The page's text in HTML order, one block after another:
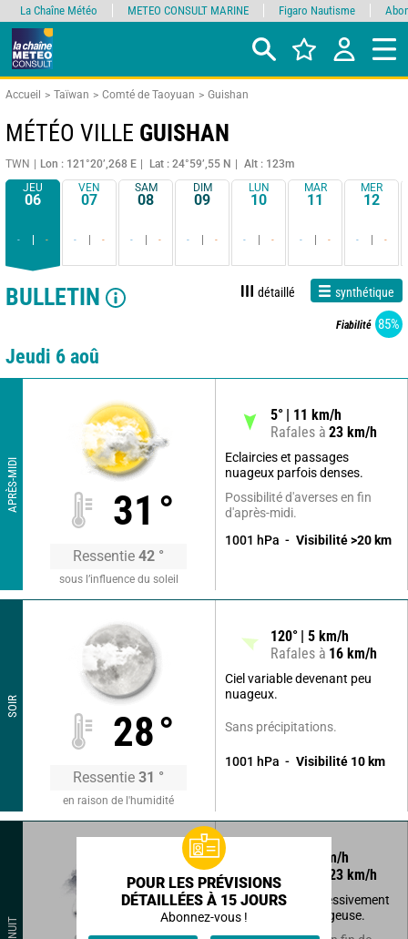
Accueil Taïwan Comté de Taoyuan Guishan
MÉTÉO VILLE GUISHAN
TWN Lon : 121°20’,268 E Lat : 24°59’,55 N
Alt : 123m
JEU
06
- -
VEN
07
- -
SAM
08
- -
DIM
09
- -
LUN
10
- -
MAR
11
- -
MER
12
- -
BULLETIN détaillé synthétique
Fiabilité 85%
Jeudi 6 aoû
APRÈS-MIDI 31 °
Ressentie 42 °
sous l’influence du soleil
5° 11 km/h
Rafales à 23 km/h
Eclaircies et passages
nuageux parfois denses.
Possibilité d'averses en fin
d'après-midi.
1001 hPa Visibilité >20 km
SOIR
28°
Ressentie 31 °
en raison de l'humidité
120° 5 km/h
Rafales à 16 km/h
Ciel variable devenant peu
nuageux.
Sans précipitations.
1001 hPa Visibilité 10 km
NUIT
km/h
Rafales à
23 km/h
Se couvrant progressivement
avec évolution orageuse.
POUR LES PRÉVISIONS
DÉTAILLÉES À 15 JOURS
Abonnez-vous !
La Chaîne Météo METEO CONSULT MARINE Figaro Nautisme